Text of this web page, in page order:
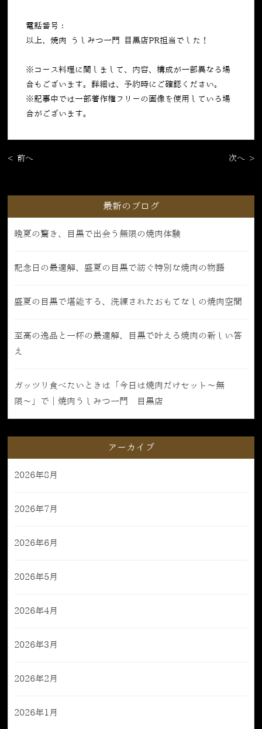
電話番号：
以上、焼肉 うしみつ一門 目黒店PR担当でした！
※コース料理に関しまして、内容、構成が一部異なる場
合もございます。詳細は、予約時にご確認ください。
※記事中では一部著作権フリーの画像を使用している場
合がございます。
< 前へ 次へ >
最新のブログ
晩夏の驚き、目黒で出会う無限の焼肉体験
記念日の最適解、盛夏の目黒で紡ぐ特別な焼肉の物語
盛夏の目黒で堪能する、洗練されたおもてなしの焼肉空間
至高の逸品と一杯の最適解、目黒で叶える焼肉の新しい答
え
ガッツリ食べたいときは「今日は焼肉だけセット〜無
限〜」で｜焼肉うしみつ一門 目黒店
アーカイブ
2026年8月
2026年7月
2026年6月
2026年5月
2026年4月
2026年3月
2026年2月
2026年1月